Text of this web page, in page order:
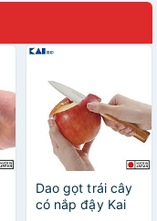
Dao gọt trái cây
có nắp đậy Kai